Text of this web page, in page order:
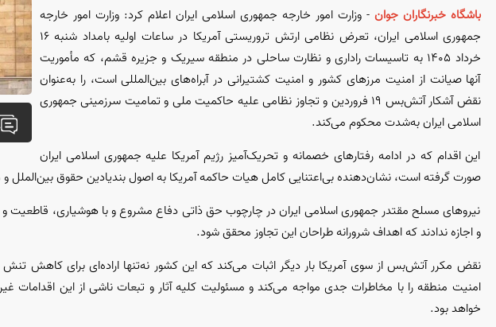
باشگاه خبرنگاران جوان - وزارت امور خارجه جمهوری اسلامی ایران اعلام کرد: وزارت امور خارجه
جمهوری اسلامی ایران، تعرض نظامی ارتش تروریستی آمریکا در ساعات اولیه بامداد شنبه ۱۶
خرداد ۱۴۰۵ به تاسیسات راداری و نظارت ساحلی در منطقه سیریک و جزیره قشم، که مأموریت
آنها صیانت از امنیت مرز‌های کشور و امنیت کشتیرانی در آبراه‌های بین‌المللی است، را به‌عنوان
نقض آشکار آتش‌بس ۱۹ فروردین و تجاوز نظامی علیه حاکمیت ملی و تمامیت سرزمینی جمهوری
اسلامی ایران به‌شدت محکوم می‌کند.
این اقدام که در ادامه رفتار‌های خصمانه و تحریک‌آمیز رژیم آمریکا علیه جمهوری اسلامی ایران
صورت گرفته است، نشان‌دهنده بی‌اعتنایی کامل هیات حاکمه آمریکا به اصول بندیادین حقوق
نیرو‌های مسلح مقتدر جمهوری اسلامی ایران در چارچوب حق ذاتی دفاع مشروع و با هوشیاری، قاطعیت و
و اجازه ندادند که اهداف شرورانه طراحان این تجاوز محقق شود.
نقض مکرر آتش‌بس از سوی آمریکا بار دیگر اثبات می‌کند که این کشور نه‌تنها اراده‌ای برای کاهش تنش
امنیت منطقه را با مخاطرات جدی مواجه می‌کند و مسئولیت کلیه آثار و تبعات ناشی از این اقدامات
خواهد بود.